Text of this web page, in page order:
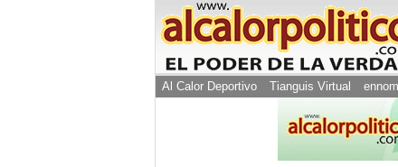
Al Calor Deportivo Tianguis Virtual